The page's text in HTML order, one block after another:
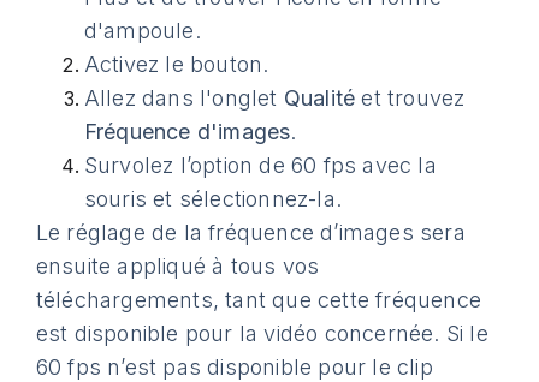
d'ampoule.
Activez le bouton.
Allez dans l'onglet Qualité et trouvez
Fréquence d'images.
Survolez l’option de 60 fps avec la
souris et sélectionnez-la.
Le réglage de la fréquence d’images sera
ensuite appliqué à tous vos
téléchargements, tant que cette fréquence
est disponible pour la vidéo concernée. Si le
60 fps n’est pas disponible pour le clip